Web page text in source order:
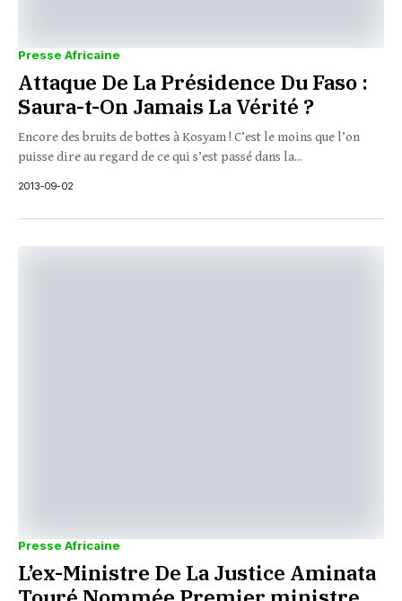
Presse Africaine
Attaque De La Présidence Du Faso :
Saura-t-On Jamais La Vérité ?
Encore des bruits de bottes à Kosyam ! C’est le moins que l’on
puisse dire au regard de ce qui s’est passé dans la...
2013-09-02
Presse Africaine
L’ex-Ministre De La Justice Aminata